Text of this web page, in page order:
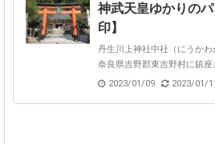
神武天皇ゆかりの
印】
丹生川上神社中社（にうかわ
奈良県吉野郡東吉野村に鎮座
2023/01/09
2023/01/11